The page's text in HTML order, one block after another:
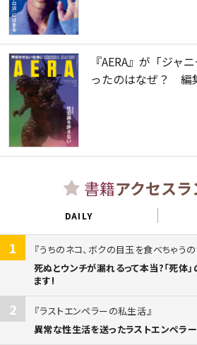
『AERA』が「ジャ
ったのはなぜ？ 編
書籍アクセス
DAILY
1
うちのネコ、ボクの目玉を食べちゃう
死ぬとウンチが漏れるって本当?「死体
ます!
2
ラストエンペラーの私生活
異常な性生活を送ったラストエンペラー